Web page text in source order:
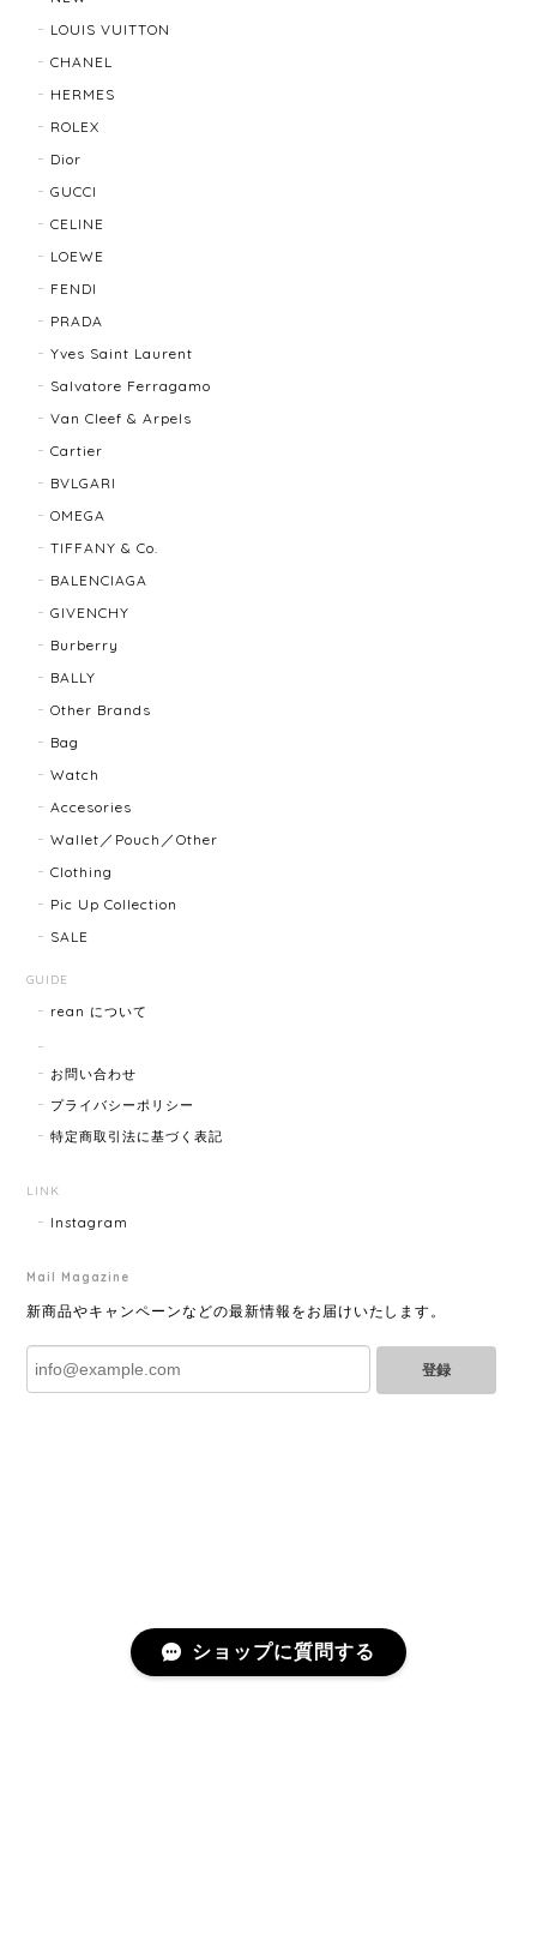
でした！ありがとうございました。また機会ありまし
たら利用させていただきたいと思いました🙇‍♀️
迅速に対応してくださり、ありがとうございます。 品
物の状態も良く、満足しております🥰 また機会があり
ましたらよろしくお願いします！
はぜんぜんわからずとても綺麗で素敵な時計でとても
気にいりました。 いつも迅速な発送と綺麗な商品ばか
りなので安心して購入できます。ありがとうございま
2025/06/28
とても綺麗なお品でした✨ ありがとうございました！
LOUIS VUITTON
CHANEL
HERMES
ROLEX
Dior
GUCCI
CELINE
LOEWE
FENDI
PRADA
Yves Saint Laurent
Salvatore Ferragamo
Van Cleef & Arpels
Cartier
BVLGARI
OMEGA
TIFFANY & Co.
BALENCIAGA
GIVENCHY
Burberry
BALLY
Other Brands
Bag
Watch
Accesories
Wallet／Pouch／Other
Clothing
Pic Up Collection
SALE
GUIDE
rean について
お問い合わせ
プライバシーポリシー
特定商取引法に基づく表記
LINK
Instagram
Mail Magazine
新商品やキャンペーンなどの最新情報をお届けいたします。
登録
ショップに質問する